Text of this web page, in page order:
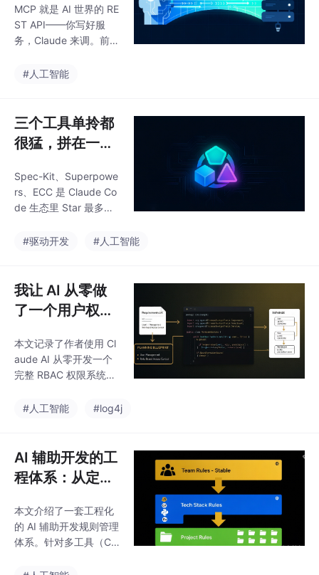
不硬编码 API 路径。
MCP 就是 AI 世界的 RE
ST API——你写好服
务，Claude 来调。前一
路线，这篇落到具体动
API 包装成 Agent 能认
识的标准工具。不讲协
议规范，讲后端最关心
的服务。
#人工智能
三个工具单拎都
很猛，拼在一起
Spec-Kit、Superpowe
rs、ECC 是 Claude Co
de 生态里 Star 最多的
一两个。本文拆解了它
任意一层就漏——两两
组合各有短板。附带新
需求开发和 Bug 修复两
律、安装踩坑记录，以
及三件套同开与单开的
token 消耗取舍分析。
#驱动开发 #人工智能
我让 AI 从零做
了一个用户权限
程记录
本文记录了作者使用 Cl
aude AI 从零开发一个
完整 RBAC 权限系统的
了从需求分析、方案规
享了 AI 开发中的实践经
验。
#人工智能 #log4j
AI 辅助开发的工
程体系：从定规
本文介绍了一套工程化
的 AI 辅助开发规则管理
体系。针对多工具（Cla